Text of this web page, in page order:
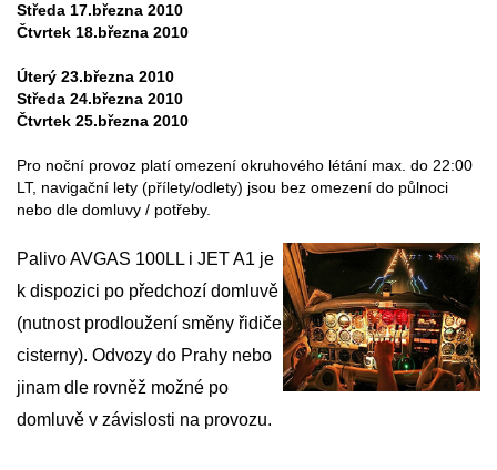
Středa 17.března 2010
Čtvrtek 18.března 2010
Úterý 23.března 2010
Středa 24.března 2010
Čtvrtek 25.března 2010
Pro noční provoz platí omezení okruhového létání max. do 22:00
LT, navigační lety (přílety/odlety) jsou bez omezení do půlnoci
nebo dle domluvy / potřeby.
Palivo AVGAS 100LL i JET A1 je
k dispozici po předchozí domluvě
(nutnost prodloužení směny řidiče
cisterny). Odvozy do Prahy nebo
jinam dle rovněž možné po
domluvě v závislosti na provozu.